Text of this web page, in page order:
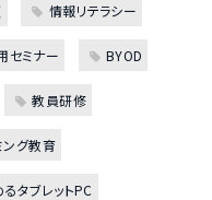
情報リテラシー
セミナー BYOD
教員研修
ング教育
タブレットPC